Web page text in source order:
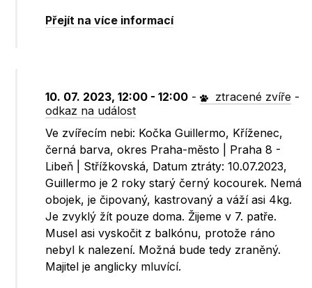
Přejít na více informací
10. 07. 2023, 12:00 - 12:00 - ztracené zvíře -
odkaz na událost
Ve zvířecím nebi: Kočka Guillermo, Kříženec,
černá barva, okres Praha-město | Praha 8 -
Libeň | Střížkovská, Datum ztráty: 10.07.2023,
Guillermo je 2 roky starý černý kocourek. Nemá
obojek, je čipovaný, kastrovaný a váží asi 4kg.
Je zvyklý žít pouze doma. Žijeme v 7. patře.
Musel asi vyskočit z balkónu, protože ráno
nebyl k nalezení. Možná bude tedy zraněný.
Majitel je anglicky mluvící.